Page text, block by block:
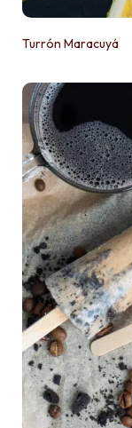
Turrón Maracuyá